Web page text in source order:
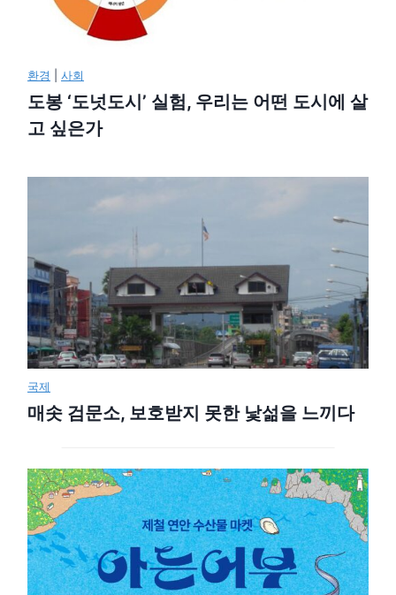
환경 |사회
도봉 ‘도넛도시’ 실험, 우리는 어떤 도시에 살
고 싶은가
국제
매솟 검문소, 보호받지 못한 낯섦을 느끼다